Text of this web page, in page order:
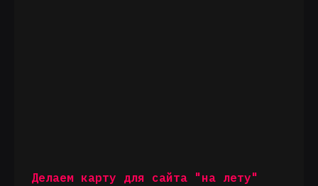
Делаем карту для сайта "на лету"